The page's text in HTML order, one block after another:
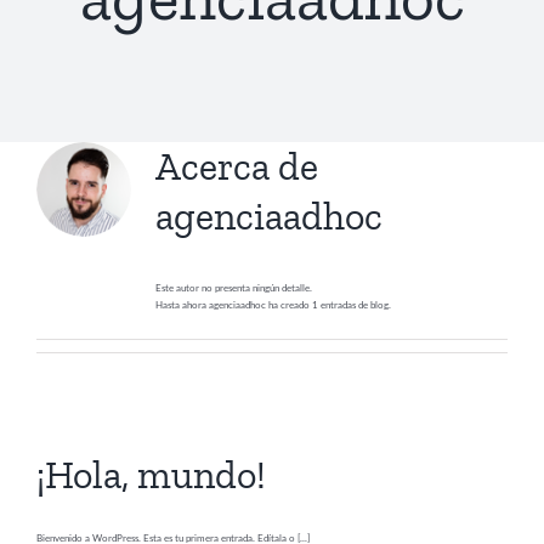
Acerca de
agenciaadhoc
Este autor no presenta ningún detalle.
Hasta ahora agenciaadhoc ha creado 1 entradas de blog.
¡Hola, mundo!
Bienvenido a WordPress. Esta es tu primera entrada. Edítala o [...]